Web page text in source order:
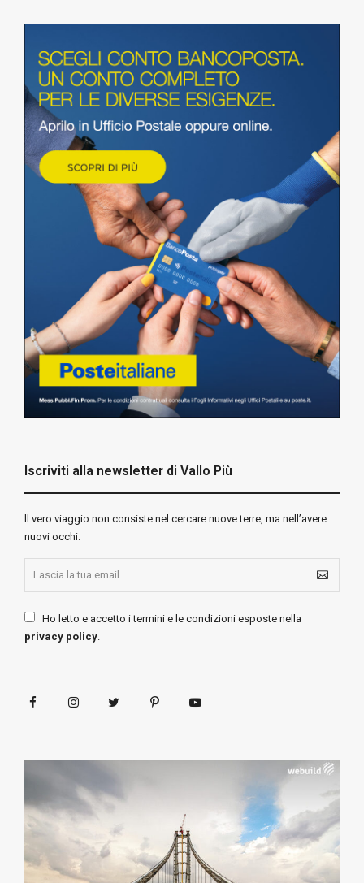
Iscriviti alla newsletter di Vallo Più
ll vero viaggio non consiste nel cercare nuove terre, ma nell’avere
nuovi occhi.
Ho letto e accetto i termini e le condizioni esposte nella
privacy policy